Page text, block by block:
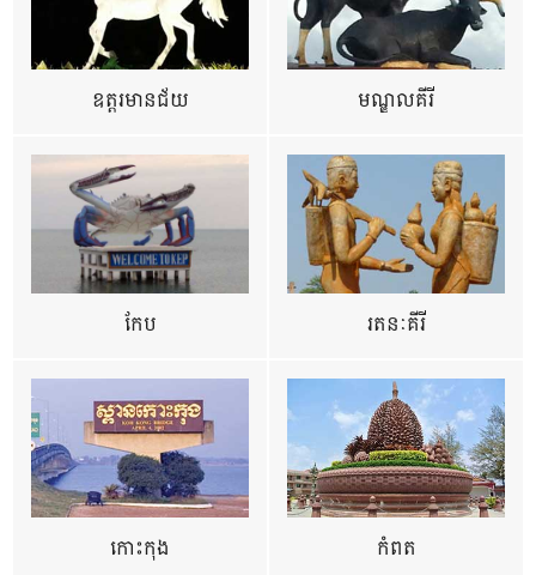
ឧត្ដរមានជ័យ មណ្ឌលគីរី
កែប រតនៈគីរី
កោះកុង កំពត